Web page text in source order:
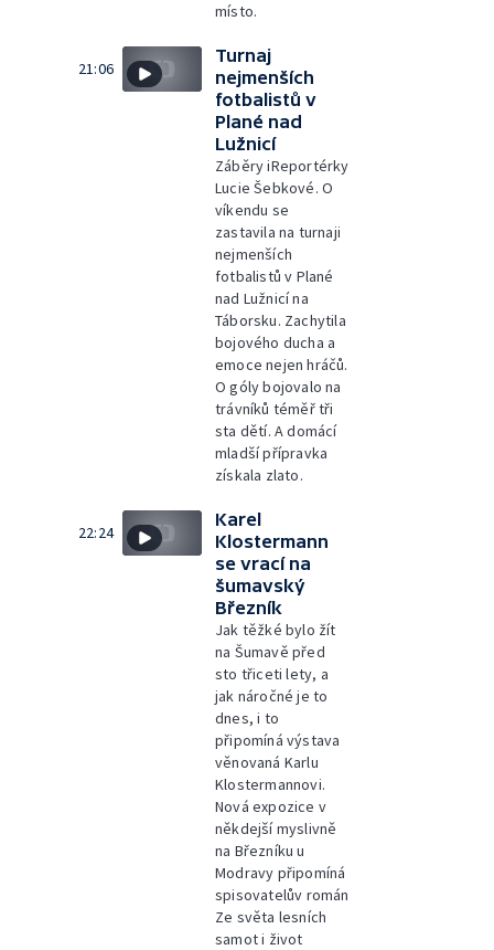
místo.
21:06
Turnaj
nejmenších
fotbalistů v
Plané nad
Lužnicí
Záběry iReportérky
Lucie Šebkové. O
víkendu se
zastavila na turnaji
nejmenších
fotbalistů v Plané
nad Lužnicí na
Táborsku. Zachytila
bojového ducha a
emoce nejen hráčů.
O góly bojovalo na
trávníků téměř tři
sta dětí. A domácí
mladší přípravka
získala zlato.
22:24
Karel
Klostermann
se vrací na
šumavský
Březník
Jak těžké bylo žít
na Šumavě před
sto třiceti lety, a
jak náročné je to
dnes, i to
připomíná výstava
věnovaná Karlu
Klostermannovi.
Nová expozice v
někdejší myslivně
na Březníku u
Modravy připomíná
spisovatelův román
Ze světa lesních
samot i život